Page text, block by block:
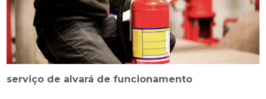
serviço de alvará de funcionamento